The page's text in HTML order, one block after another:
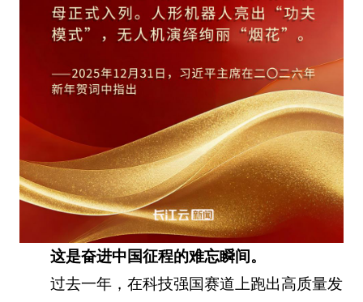
这是奋进中国征程的难忘瞬间。
过去一年，在科技强国赛道上跑出高质量发